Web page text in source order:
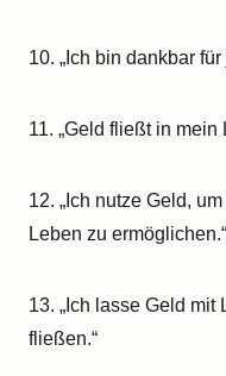
10. „Ich bin dankbar
11. „Geld fließt in
12. „Ich nutze Geld,
Leben zu ermöglichen.“
13. „Ich lasse Geld
fließen.“